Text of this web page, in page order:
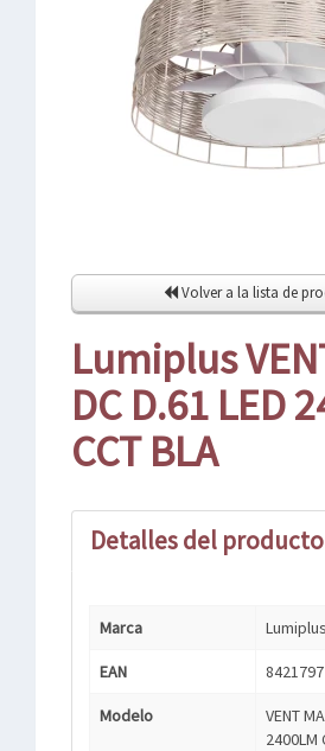
Volver a la lista de
Lumiplus
DC D.61 LED
CCT BLA
Detalles del producto
Marca Lumiplus
EAN
Modelo
VENT
2400LM